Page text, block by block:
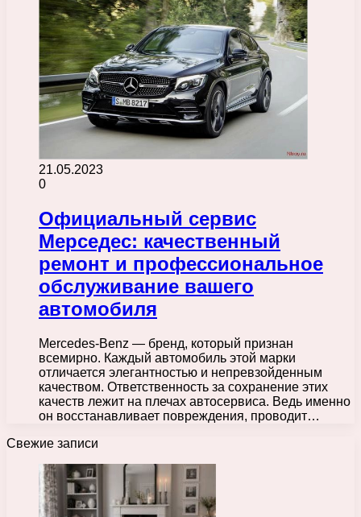
21.05.2023
0
Официальный сервис
Мерседес: качественный
ремонт и профессиональное
обслуживание вашего
автомобиля
Mercedes-Benz — бренд, который признан
всемирно. Каждый автомобиль этой марки
отличается элегантностью и непревзойденным
качеством. Ответственность за сохранение этих
качеств лежит на плечах автосервиса. Ведь именно
он восстанавливает повреждения, проводит…
Свежие записи